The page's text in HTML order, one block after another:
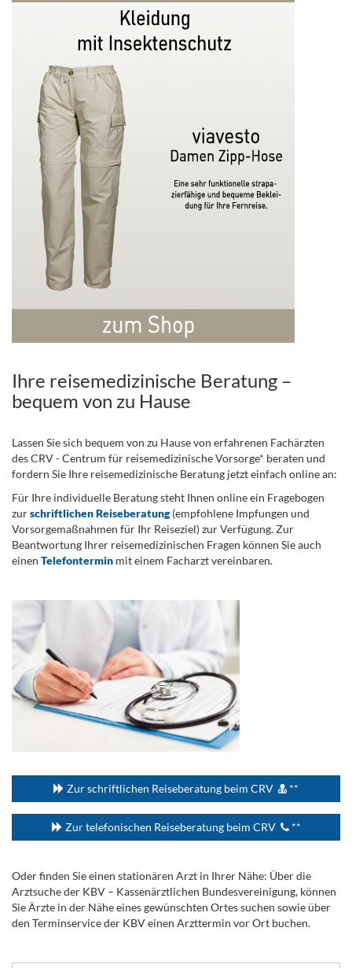
Ihre reisemedizinische Beratung –
bequem von zu Hause
Lassen Sie sich bequem von zu Hause von erfahrenen Fachärzten
des CRV - Centrum für reisemedizinische Vorsorge* beraten und
fordern Sie Ihre reisemedizinische Beratung jetzt einfach online an:
Für Ihre individuelle Beratung steht Ihnen online ein Fragebogen
zurschriftlichen Reiseberatung(empfohlene Impfungen und
Vorsorgemaßnahmen für Ihr Reiseziel) zur Verfügung. Zur
Beantwortung Ihrer reisemedizinischen Fragen können Sie auch
einen Telefontermin mit einem Facharzt vereinbaren.
Zur schriftlichen Reiseberatung beim CRV **
Zur telefonischen Reiseberatung beim CRV **
Oder finden Sie einen stationären Arzt in Ihrer Nähe: Über die
Arztsuche der KBV – Kassenärztlichen Bundesvereinigung, können
Sie Ärzte in der Nähe eines gewünschten Ortes suchen sowie über
den Terminservice der KBV einen Arzttermin vor Ort buchen.